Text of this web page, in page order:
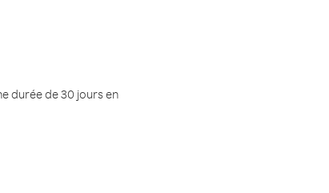
durée de 30 jours en